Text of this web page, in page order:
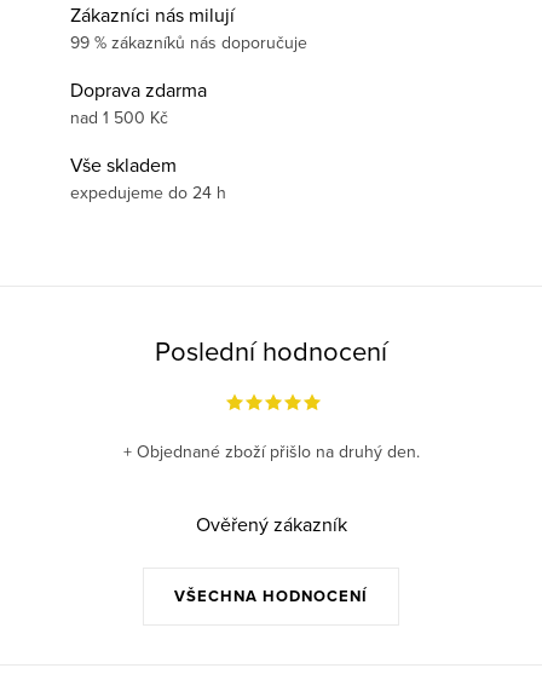
Zákazníci nás milují
99 % zákazníků nás doporučuje
Doprava zdarma
nad 1 500 Kč
Vše skladem
expedujeme do 24 h
Poslední hodnocení
VŠECHNA HODNOCENÍ
+ Objednané zboží přišlo na druhý den.
Ověřený zákazník